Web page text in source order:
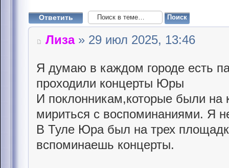
Ответить
Лиза» 29 июл 2025, 13:46
Я думаю в каждом городе есть
проходили концерты Юры
И поклонникам,которые были на
мириться с воспоминаниями. Я
В Туле Юра был на трех
вспоминаешь концерты.